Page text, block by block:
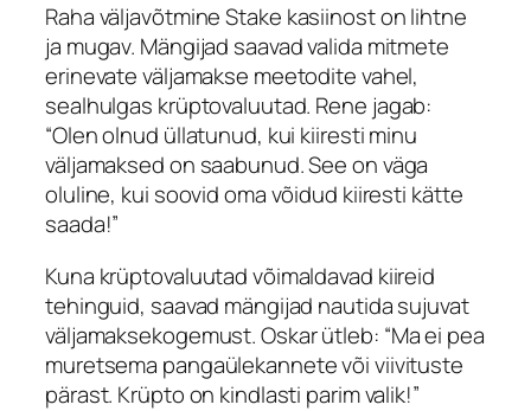
Raha väljavõtmineStake kasiinoston lihtne
ja mugav. Mängijad saavad valida mitmete
erinevate väljamakse meetodite vahel,
sealhulgas krüptovaluutad. Rene jagab:
“Olen olnud üllatunud, kui kiiresti minu
väljamaksed on saabunud. See on väga
oluline, kui soovid oma võidud kiiresti kätte
saada!”
Kuna krüptovaluutad võimaldavad kiireid
tehinguid, saavad mängijad nautida sujuvat
väljamaksekogemust.Oskarütleb: “Ma ei pea
muretsema pangaülekannete või viivituste
pärast. Krüpto on kindlasti parim valik!”